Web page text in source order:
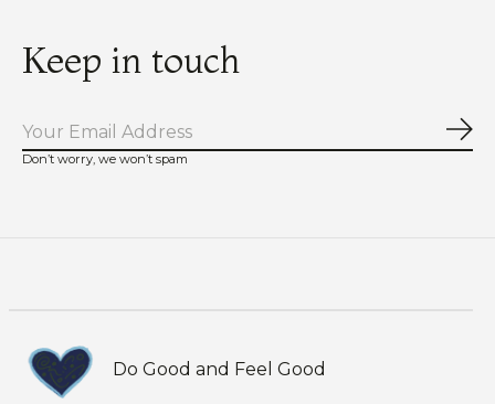
Keep in touch
Don’t worry, we won’t spam
Do Good and Feel Good